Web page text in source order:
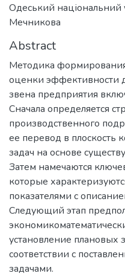
Одеський національний
Мечникова
Abstract
Методика
оценки эффективности
звена предприятия
Сначала определяется
производственного
ее перевод в плоскость
задач на основе
Затем намечаются
которые
показателями с
Следующий этап
установление плановых
соответствии с
задачами.